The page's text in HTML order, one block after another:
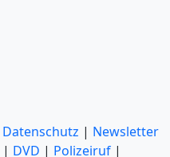
Datenschutz | Newsletter
| DVD | Polizeiruf |